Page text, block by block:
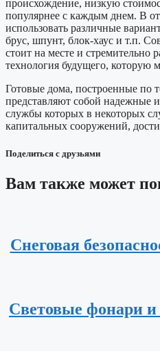
происхождение, низкую
популярнее с каждым днем. В
использовать различные
брус, шпунт, блок-хаус и т.п.
стоит на месте и стремительно
технология будущего, которую
Готовые дома, построенные по
представляют собой надежные
службы которых в некоторых
капитальных сооружений,
Поделиться с друзьями
Вам также может
Снеговая
Световые фонари